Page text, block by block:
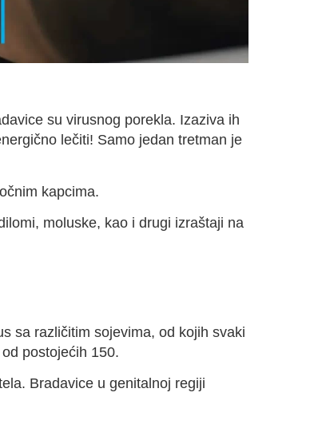
su virusnog porekla. Izaziva ih
lečiti! Samo jedan tretman je
kapcima.
moluske, kao i drugi izraštaji na
sa različitim sojevima, od kojih svaki
postojećih 150.
Bradavice u genitalnoj regiji